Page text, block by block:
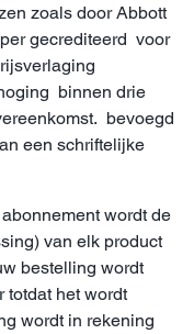
zoals door Abbott
gecrediteerd voor
binnen drie
bevoegd
een schriftelijke
wordt de
van elk product
bestelling wordt
totdat het wordt
wordt in rekening